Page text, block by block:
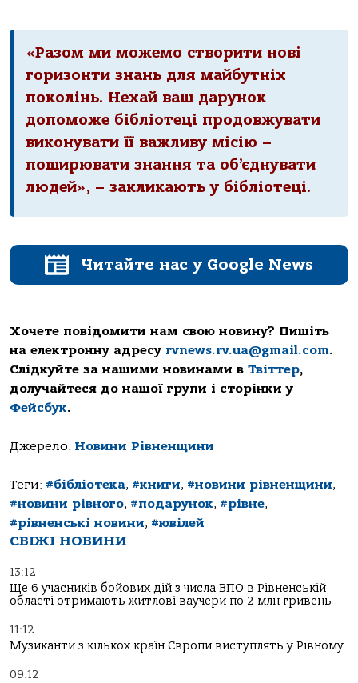
«Разом ми можемо створити нові
горизонти знань для майбутніх
поколінь. Нехай ваш дарунок
допоможе бібліотеці продовжувати
виконувати її важливу місію –
поширювати знання та об’єднувати
людей», – закликають у бібліотеці.
Читайте нас у Google News
Хочете повідомити нам свою новину? Пишіть
на електронну адресу rvnews.rv.ua@gmail.com.
Слідкуйте за нашими новинами в Твіттер,
долучайтеся до нашої групи і сторінки у
Фейсбук.
Джерело: Новини Рівненщини
Теги: #бібліотека, #книги, #новини рівненщини,
#новини рівного, #подарунок, #рівне,
#рівненські новини, #ювілей
СВІЖІ НОВИНИ
13:12
Ще 6 учасників бойових дій з числа ВПО в Рівненській
області отримають житлові ваучери по 2 млн гривень
11:12
Музиканти з кількох країн Європи виступлять у Рівному
09:12